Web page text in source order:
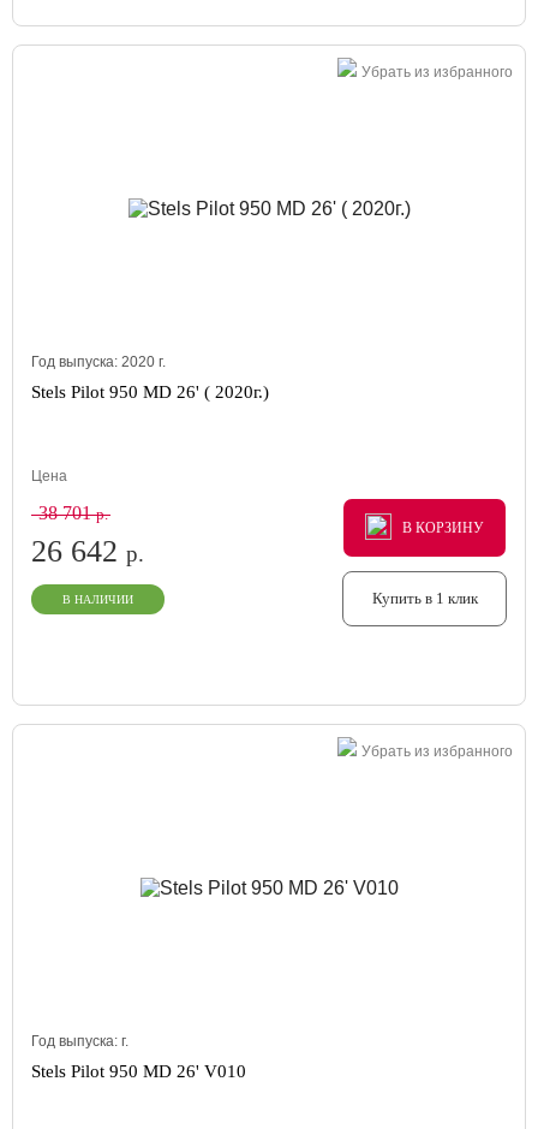
Убрать из избранного
Год выпуска: 2020 г.
Stels Pilot 950 MD 26' ( 2020г.)
Цена
38 701р.
26 642 р.
В НАЛИЧИИ
В КОРЗИНУ
В КОРЗИНУ
В КОРЗИНУ
Купить в 1 клик
Убрать из избранного
Год выпуска: г.
Stels Pilot 950 MD 26' V010